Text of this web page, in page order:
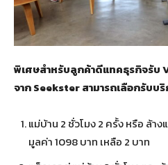
พิเศษสำหรับลูกค้าดีแทคธุรกิจรับ
จาก Seekster สามารถเลือกรับบ
แม่บ้าน 2 ชั่วโมง 2 ครั้ง หรือ ล้า
มูลค่า 1098 บาท เหลือ 2 บาท